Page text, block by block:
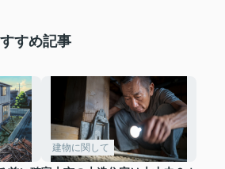
すめ記事
建物に関して